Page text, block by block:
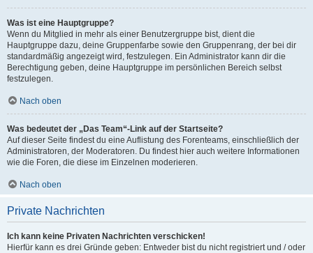
Was ist eine Hauptgruppe?
Wenn du Mitglied in mehr als einer Benutzergruppe bist, dient die
Hauptgruppe dazu, deine Gruppenfarbe sowie den Gruppenrang, der bei dir
standardmäßig angezeigt wird, festzulegen. Ein Administrator kann dir die
Berechtigung geben, deine Hauptgruppe im persönlichen Bereich selbst
festzulegen.
Nach oben
Was bedeutet der „Das Team“-Link auf der Startseite?
Auf dieser Seite findest du eine Auflistung des Forenteams, einschließlich der
Administratoren, der Moderatoren. Du findest hier auch weitere Informationen
wie die Foren, die diese im Einzelnen moderieren.
Nach oben
Private Nachrichten
Ich kann keine Privaten Nachrichten verschicken!
Hierfür kann es drei Gründe geben: Entweder bist du nicht registriert und / oder